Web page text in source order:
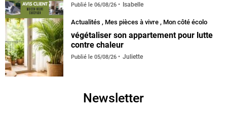
Publié le 06/08/26 Isabelle
Actualités , Mes pièces à vivre , Mon côté écolo
végétaliser son appartement pour lutte
contre chaleur
Publié le 05/08/26 Juliette
Newsletter